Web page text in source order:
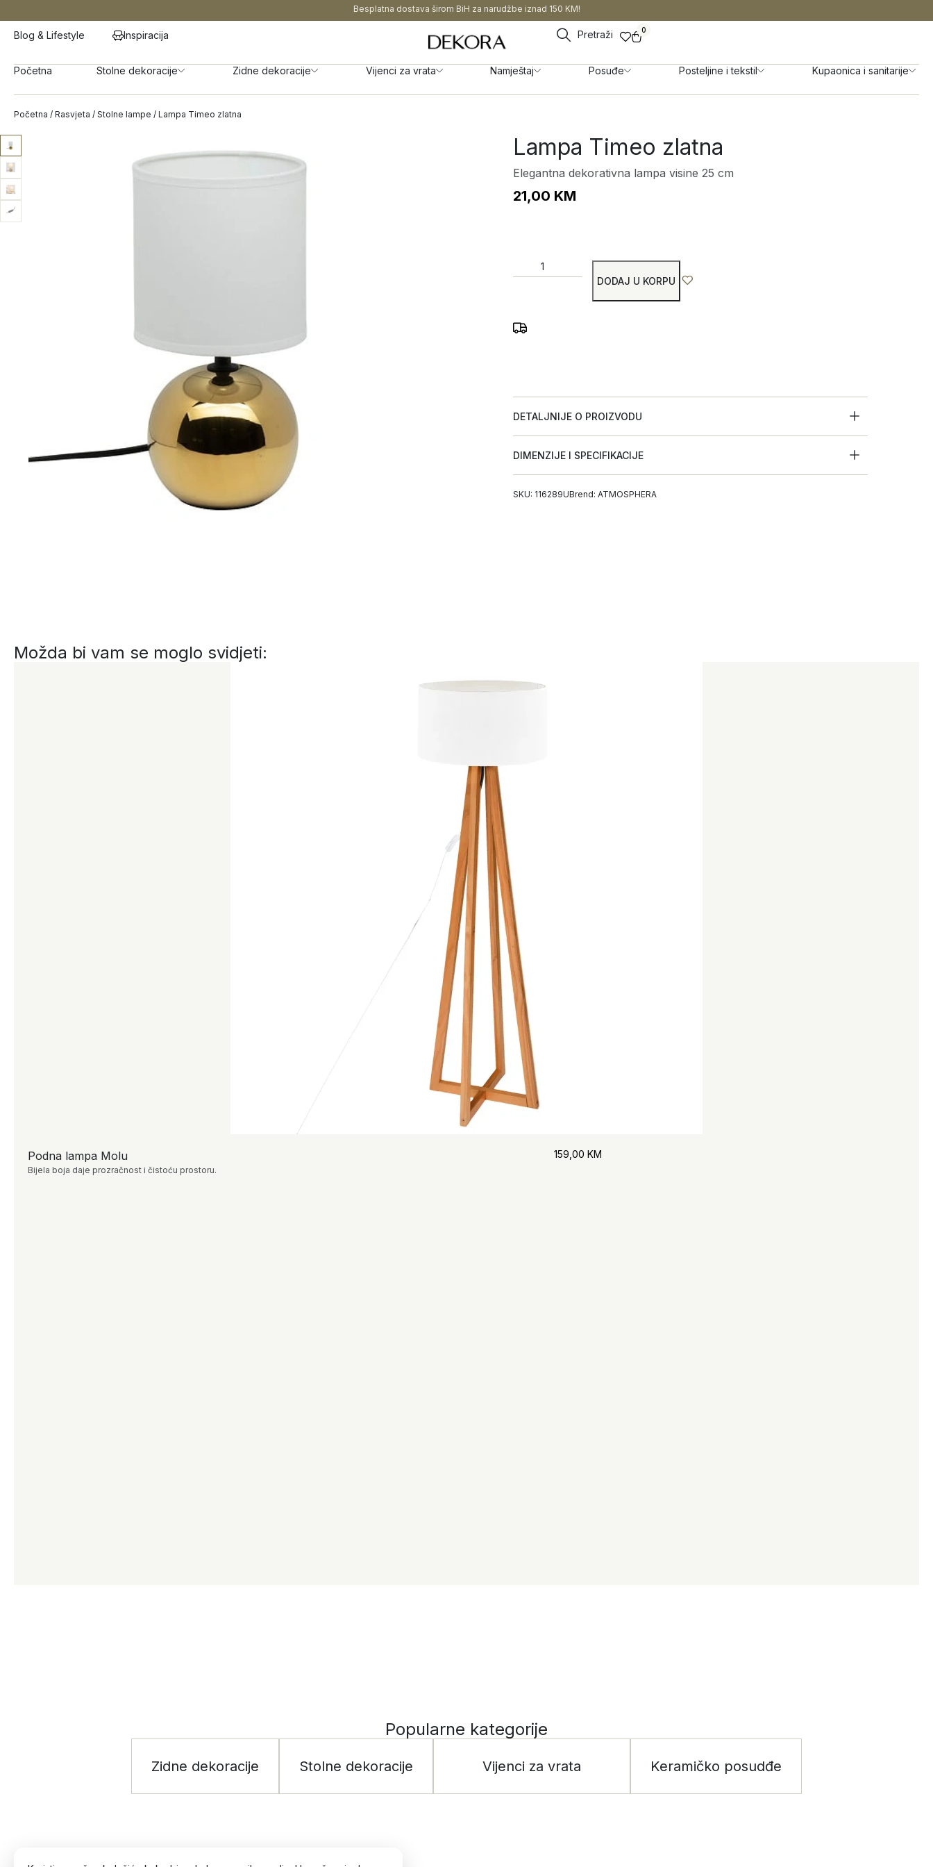
Besplatna dostava širom BiH za narudžbe iznad 150 KM!
Blog & Lifestyle Inspiracija Pretraži 0
Početna Stolne dekoracije Zidne dekoracije Vijenci za vrata Namještaj Posuđe Posteljine i tekstil Kupaonica i sanitarije
Početna / Rasvjeta / Stolne lampe / Lampa Timeo zlatna
Lampa Timeo zlatna
Elegantna dekorativna lampa visine 25 cm
21,00 KM
DODAJ U KORPU
DETALJNIJE O PROIZVODU
DIMENZIJE I SPECIFIKACIJE
SKU: 116289UBrend: ATMOSPHERA
Možda bi vam se moglo svidjeti:
Podna lampa Molu
Bijela boja daje prozračnost i čistoću prostoru.
159,00KM
Popularne kategorije
Zidne dekoracije Stolne dekoracije Vijenci za vrata Keramičko posudđe